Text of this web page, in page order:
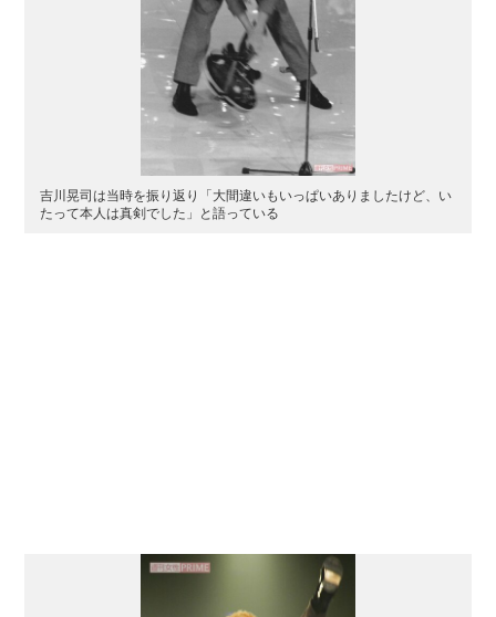
吉川晃司は当時を振り返り「大間違いもいっぱいありましたけど、い
たって本人は真剣でした」と語っている